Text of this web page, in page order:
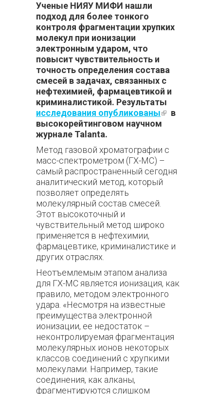
Ученые НИЯУ МИФИ нашли
подход для более тонкого
контроля фрагментации хрупких
молекул при ионизации
электронным ударом, что
повысит чувствительность и
точность определения состава
смесей в задачах, связанных с
нефтехимией, фармацевтикой и
криминалистикой. Результаты
исследования опубликованы(внешняя
ссылка)
в
высокорейтинговом научном
журнале Talanta.
Метод газовой хроматографии с
масс-спектрометром (ГХ-МС) –
самый распространенный сегодня
аналитический метод, который
позволяет определять
молекулярный состав смесей.
Этот высокоточный и
чувствительный метод широко
применяется в нефтехимии,
фармацевтике, криминалистике и
других отраслях.
Неотъемлемым этапом анализа
для ГХ-МС является ионизация, как
правило, методом электронного
удара. «Несмотря на известные
преимущества электронной
ионизации, ее недостаток –
неконтролируемая фрагментация
молекулярных ионов некоторых
классов соединений с хрупкими
молекулами. Например, такие
соединения, как алканы,
фрагментируются слишком